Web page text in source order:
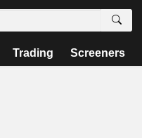
Trading Screeners